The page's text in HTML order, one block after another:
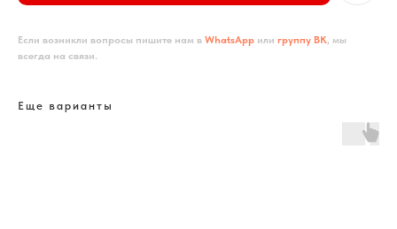
Если возникли вопросы пишите нам в WhatsApp или группу ВК, мы
всегда на связи.
Еще варианты